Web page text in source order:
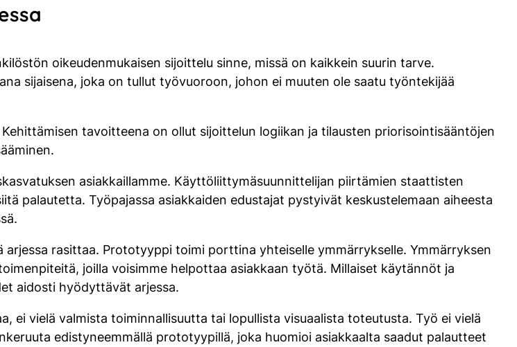
oikeudenmukaisen sijoittelu sinne, missä on kaikkein suurin tarve.
sijaisena, joka on tullut työvuoroon, johon ei muuten ole saatu työntekijää
tavoitteena on ollut sijoittelun logiikan ja tilausten priorisointisääntöjen
asiakkaillamme. Käyttöliittymäsuunnittelijan piirtämien staattisten
palautetta. Työpajassa asiakkaiden edustajat pystyivät keskustelemaan aiheesta
rasittaa. Prototyyppi toimi porttina yhteiselle ymmärrykselle. Ymmärryksen
joilla voisimme helpottaa asiakkaan työtä. Millaiset käytännöt ja
aidosti hyödyttävät arjessa.
ei vielä valmista toiminnallisuutta tai lopullista visuaalista toteutusta. Työ ei vielä
edistyneemmällä prototyypillä, joka huomioi asiakkaalta saadut palautteet